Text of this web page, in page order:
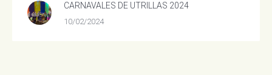
CARNAVALES DE UTRILLAS 2024
10/02/2024